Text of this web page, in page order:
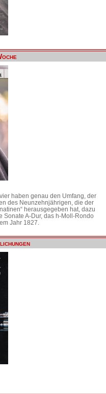
haben genau den Umfang, der
des Neunzehnjährigen, die der
herausgegeben hat, dazu
Sonate A-Dur, das h-Moll-Rondo
Jahr 1827.